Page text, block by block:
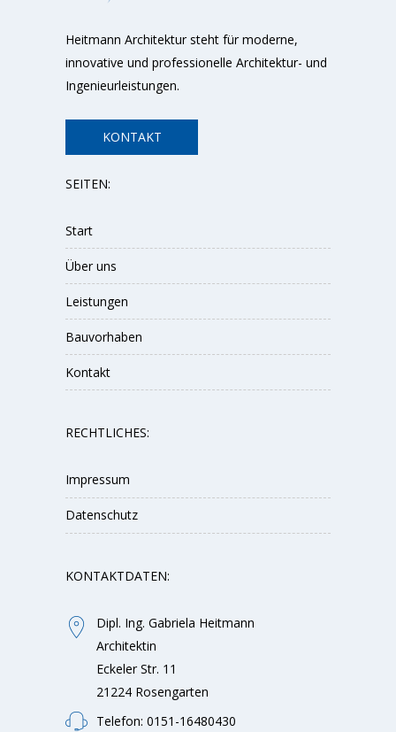
Heitmann Architektur steht für moderne,
innovative und professionelle Architektur- und
Ingenieurleistungen.
KONTAKT
SEITEN:
Start
Über uns
Leistungen
Bauvorhaben
Kontakt
RECHTLICHES:
Impressum
Datenschutz
KONTAKTDATEN:
Dipl. Ing. Gabriela Heitmann
Architektin
Eckeler Str. 11
21224 Rosengarten
Telefon: 0151-16480430